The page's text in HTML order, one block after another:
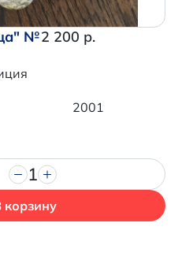
№2 200 р.
2001
1
корзину